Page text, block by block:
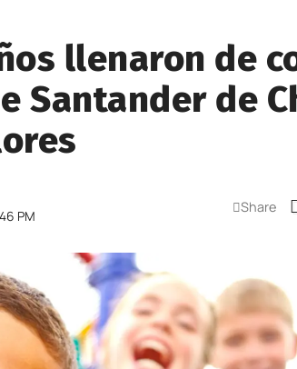
llenaron de
Santander de
PM
Share